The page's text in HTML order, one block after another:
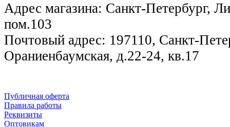
Адрес магазина: Санкт-Петербург,
пом.103
Почтовый адрес: 197110, Санкт-
Ораниенбаумская, д.22-24, кв.17
Публичная оферта
Правила работы
Реквизиты
Оптовикам